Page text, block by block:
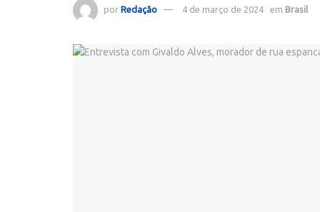
por Redação 4 de março de 2024 em Brasil